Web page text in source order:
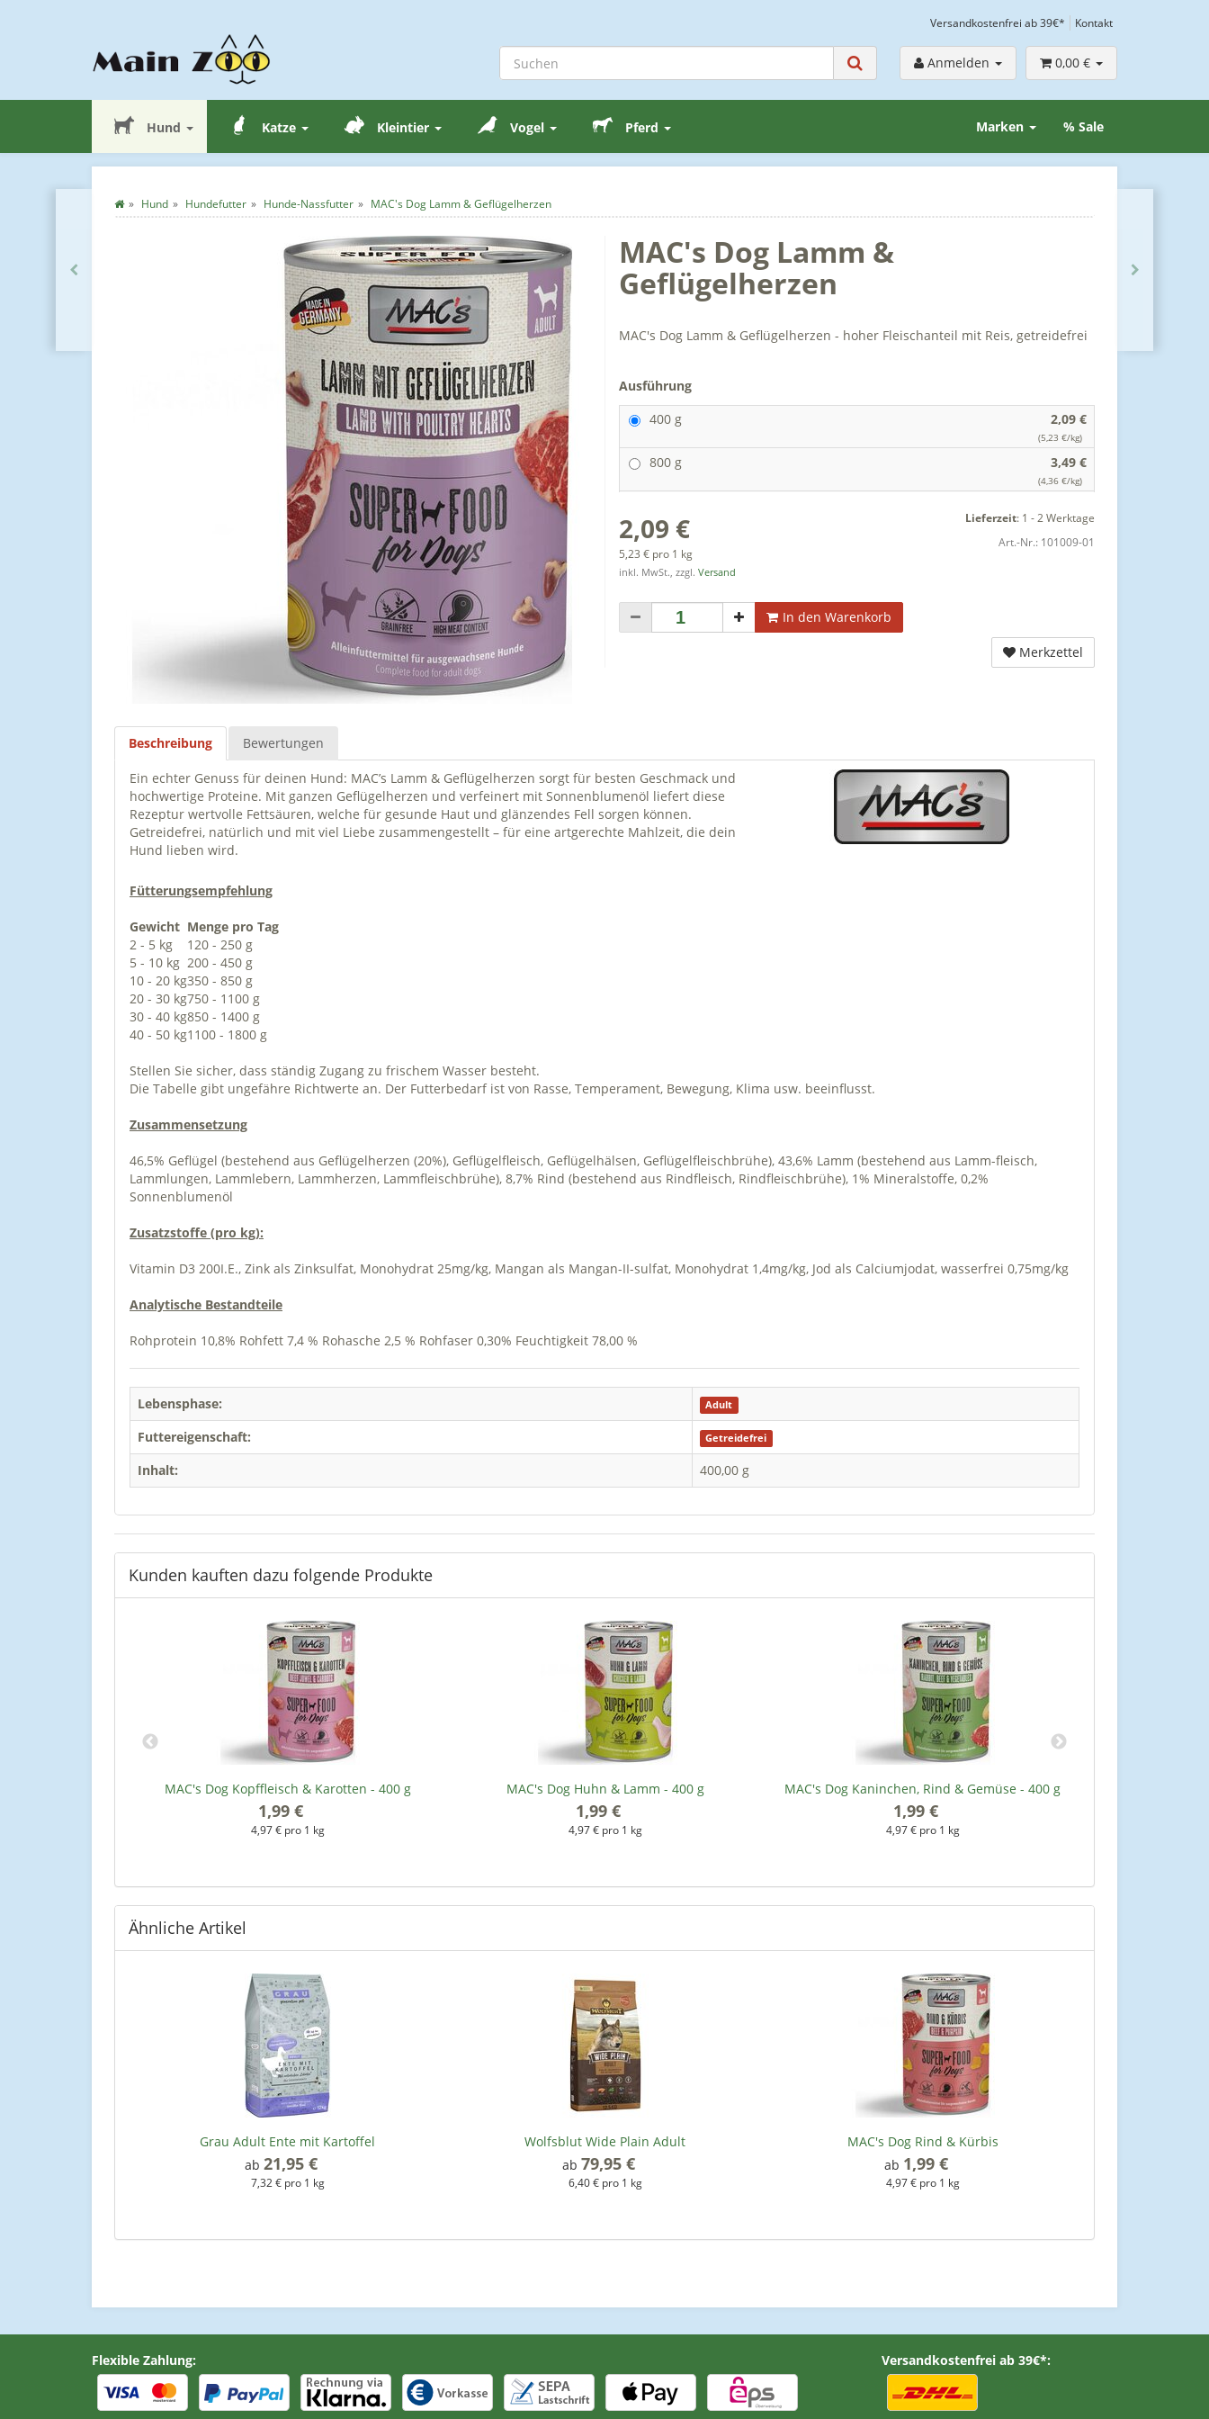
Versandkostenfrei ab 39€* Kontakt
Anmelden 0,00 €
Hund Katze Kleintier Vogel Pferd % Sale
Marken
Hund Hundefutter Hunde-Nassfutter MAC's Dog Lamm & Geflügelherzen
MAC's Dog Lamm &
Geflügelherzen
MAC's Dog Lamm & Geflügelherzen - hoher Fleischanteil mit Reis, getreidefrei
Ausführung
400 g
2,09 €
(5,23 €/kg)
800 g 3,49 €
(4,36 €/kg)
2,09 €
5,23 € pro 1 kg
inkl. MwSt., zzgl. Versand
Lieferzeit: 1 - 2 Werktage
Art.-Nr.: 101009-01
In den Warenkorb
Merkzettel
Beschreibung Bewertungen
Ein echter Genuss für deinen Hund: MAC’s Lamm & Geflügelherzen sorgt für besten Geschmack und
hochwertige Proteine. Mit ganzen Geflügelherzen und verfeinert mit Sonnenblumenöl liefert diese
Rezeptur wertvolle Fettsäuren, welche für gesunde Haut und glänzendes Fell sorgen können.
Getreidefrei, natürlich und mit viel Liebe zusammengestellt – für eine artgerechte Mahlzeit, die dein
Hund lieben wird.
Fütterungsempfehlung
Gewicht Menge pro Tag
2 - 5 kg
120 - 250 g
5 - 10 kg 200 - 450 g
10 - 20 kg350 - 850 g
20 - 30 kg750 - 1100 g
30 - 40 kg850 - 1400 g
40 - 50 kg1100 - 1800 g
Stellen Sie sicher, dass ständig Zugang zu frischem Wasser besteht.
Die Tabelle gibt ungefähre Richtwerte an. Der Futterbedarf ist von Rasse, Temperament, Bewegung, Klima usw. beeinflusst.
Zusammensetzung
46,5% Geflügel (bestehend aus Geflügelherzen (20%), Geflügelfleisch, Geflügelhälsen, Geflügelfleischbrühe), 43,6% Lamm (bestehend aus Lamm-fleisch,
Lammlungen, Lammlebern, Lammherzen, Lammfleischbrühe), 8,7% Rind (bestehend aus Rindfleisch, Rindfleischbrühe), 1% Mineralstoffe, 0,2%
Sonnenblumenöl
Zusatzstoffe (pro kg):
Vitamin D3 200I.E., Zink als Zinksulfat, Monohydrat 25mg/kg, Mangan als Mangan-II-sulfat, Monohydrat 1,4mg/kg, Jod als Calciumjodat, wasserfrei 0,75mg/kg
Analytische Bestandteile
Rohprotein 10,8% Rohfett 7,4 % Rohasche 2,5 % Rohfaser 0,30% Feuchtigkeit 78,00 %
Lebensphase: Adult
Futtereigenschaft: Getreidefrei
Inhalt: 400,00 g
Kunden kauften dazu folgende Produkte
MAC's Dog Kopffleisch & Karotten - 400 g
1,99 €
4,97 € pro 1 kg
MAC's Dog Huhn & Lamm - 400 g
1,99 €
4,97 € pro 1 kg
MAC's Dog Kaninchen, Rind & Gemüse - 400 g
1,99 €
4,97 € pro 1 kg
Ähnliche Artikel
Grau Adult Ente mit Kartoffel
ab 21,95 €
7,32 € pro 1 kg
Wolfsblut Wide Plain Adult
ab 79,95 €
6,40 € pro 1 kg
MAC's Dog Rind & Kürbis
ab 1,99 €
4,97 € pro 1 kg
Flexible Zahlung: Versandkostenfrei ab 39€*: